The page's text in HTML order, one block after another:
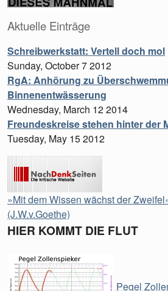
Aktuelle Einträge
Schreibwerkstatt: Vertell doch mol
Sunday, October 7 2012
RgA: Anhörung zu
Binnenentwässerung
Wednesday, March 12 2014
Freundeskreise stehen hinter der
Tuesday, May 15 2012
»Mit dem Wissen wächst der
(J.W.v.Goethe)
HIER KOMMT DIE FLUT
Pegel